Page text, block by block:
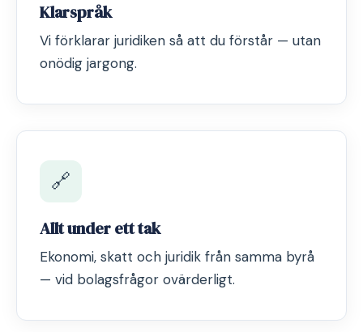
Klarspråk
Vi förklarar juridiken så att du förstår — utan
onödig jargong.
🔗
Allt under ett tak
Ekonomi, skatt och juridik från samma byrå
— vid bolagsfrågor ovärderligt.